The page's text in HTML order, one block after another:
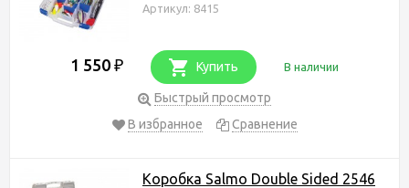
Артикул: 8415
1 550 ₽ Купить В наличии
Быстрый просмотр
В избранное
Сравнение
Коробка Salmo Double Sided 2546